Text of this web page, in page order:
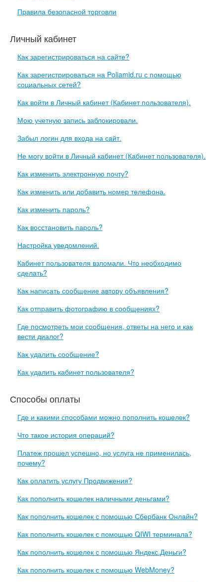
Правила безопасной торговли
Личный кабинет
Как зарегистрироваться на сайте?
Как зарегистрироваться на Poliamid.ru с помощью
социальных сетей?
Как войти в Личный кабинет (Кабинет пользователя).
Мою учетную запись заблокировали.
Забыл логин для входа на сайт.
Не могу войти в Личный кабинет (Кабинет пользователя).
Как изменить электронную почту?
Как изменить или добавить номер телефона.
Как изменить пароль?
Как восстановить пароль?
Настройка уведомлений.
Кабинет пользователя взломали. Что необходимо
сделать?
Как написать сообщение автору объявления?
Как отправить фотографию в сообщениях?
Где посмотреть мои сообщения, ответы на него и как
вести диалог?
Как удалить сообщение?
Как удалить кабинет пользователя?
Способы оплаты
Где и какими способами можно пополнить кошелек?
Что такое история операций?
Платеж прошел успешно, но услуга не применилась,
почему?
Как оплатить услугу Продвижения?
Как пополнить кошелек наличными деньгами?
Как пополнить кошелек с помощью Сбербанк Онлайн?
Как пополнить кошелек с помощью QIWI терминала?
Как пополнить кошелек с помощью Яндекс.Деньги?
Как пополнить кошелек с помощью WebMoney?